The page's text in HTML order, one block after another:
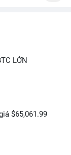
LỚN
$65,061.99